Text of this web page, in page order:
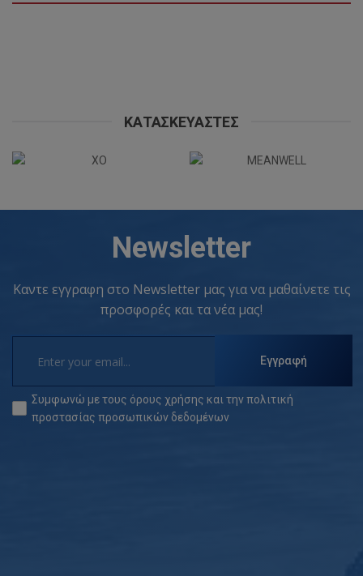
ΚΑΤΑΣΚΕΥΑΣΤΈΣ
Newsletter
Καντε εγγραφη στο Newsletter μας για να μαθαίνετε τις
προσφορές και τα νέα μας!
Εγγραφή
Συμφωνώ με τους όρους χρήσης και τηνπολιτική
προστασίας προσωπικών δεδομένων